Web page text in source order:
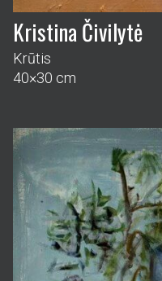
Kristina Čivilytė
Krūtis
40×30 cm